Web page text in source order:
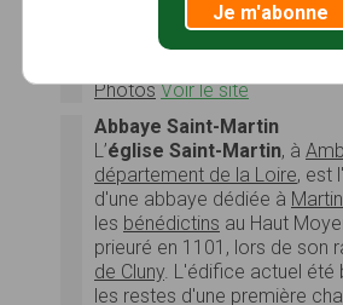
et de Saint-Fortuné
permettre aux pèlerins de
Photos Voir le site
Abbaye Saint-Martin
L’église Saint-Martin, à
département de la Loire, est
d'une abbaye dédiée à
les bénédictins au Haut
prieuré en 1101, lors de son
de Cluny. L'édifice actuel été
les restes d'une première
Je m'abonne